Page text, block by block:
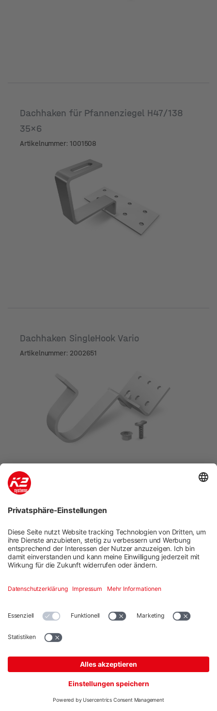
Dachhaken für Pfannenziegel H47/138
35x6
Artikelnummer: 1001508
Dachhaken SingleHook Vario
Artikelnummer: 2002651
Dachhaken SingleHook 3S